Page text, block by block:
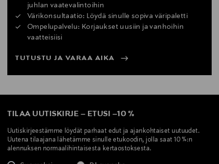
juhlan vaatevalintoihin
Värikonsultaatio: Löydä sinulle sopiva väripaletti
Ompelupalvelu: Korjaukset uusiin ja vanhoihin
vaatteisiisi
TUTUSTU JA VARAA AIKA
TILAA UUTISKIRJE – ETUSI –10 %
Uutiskirjeestämme löydät parhaat edut ja ajankohtaiset uutuudet.
Uutena tilaajana lähetämme sinulle etukoodin, jolla saat 10 %:n
alennuksen normaalihintaisesta kertaostoksesta.